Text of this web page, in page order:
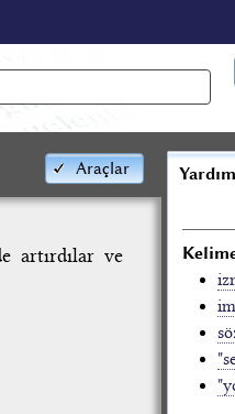
Araçlar
artırdılar ve
Yardım